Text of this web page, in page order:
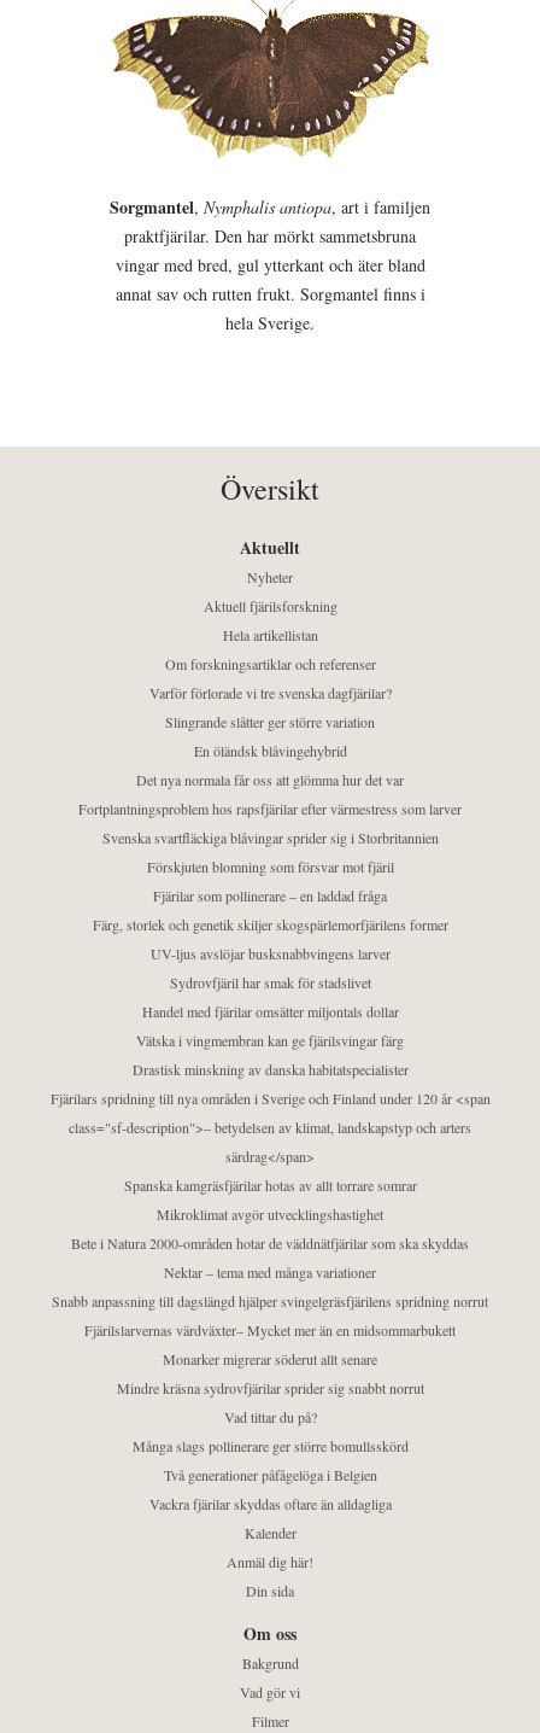
Sorgmantel, Nymphalis antiopa, art i familjen
praktfjärilar. Den har mörkt sammetsbruna
vingar med bred, gul ytterkant och äter bland
annat sav och rutten frukt. Sorgmantel finns i
hela Sverige.
Översikt
Aktuellt
Nyheter
Aktuell fjärilsforskning
Hela artikellistan
Om forskningsartiklar och referenser
Varför förlorade vi tre svenska dagfjärilar?
Slingrande slåtter ger större variation
En öländsk blåvingehybrid
Det nya normala får oss att glömma hur det var
Fortplantningsproblem hos rapsfjärilar efter värmestress som larver
Svenska svartfläckiga blåvingar sprider sig i Storbritannien
Förskjuten blomning som försvar mot fjäril
Fjärilar som pollinerare – en laddad fråga
Färg, storlek och genetik skiljer skogspärlemorfjärilens former
UV-ljus avslöjar busksnabbvingens larver
Sydrovfjäril har smak för stadslivet
Handel med fjärilar omsätter miljontals dollar
Vätska i vingmembran kan ge fjärilsvingar färg
Drastisk minskning av danska habitatspecialister
Fjärilars spridning till nya områden i Sverige och Finland under 120 år <span
class="sf-description">– betydelsen av klimat, landskapstyp och arters
särdrag</span>
Spanska kamgräsfjärilar hotas av allt torrare somrar
Mikroklimat avgör utvecklingshastighet
Bete i Natura 2000-områden hotar de väddnätfjärilar som ska skyddas
Nektar – tema med många variationer
Snabb anpassning till dagslängd hjälper svingelgräsfjärilens spridning norrut
Fjärilslarvernas värdväxter– Mycket mer än en midsommarbukett
Monarker migrerar söderut allt senare
Mindre kräsna sydrovfjärilar sprider sig snabbt norrut
Vad tittar du på?
Många slags pollinerare ger större bomullsskörd
Två generationer påfågelöga i Belgien
Vackra fjärilar skyddas oftare än alldagliga
Kalender
Anmäl dig här!
Din sida
Om oss
Bakgrund
Vad gör vi
Filmer